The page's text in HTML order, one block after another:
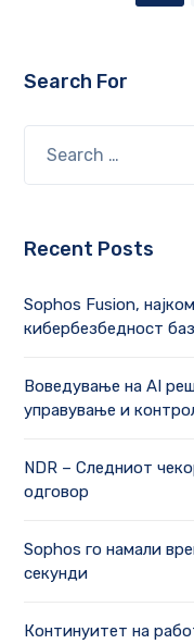
Search For
Recent Posts
Sophos Fusion,
кибербезбедност
Воведување на AI
управување и
NDR – Следниот
одговор
Sophos го намали
секунди
Континуитет на